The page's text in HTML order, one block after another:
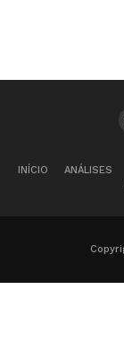
INÍCIO ANÁLISES